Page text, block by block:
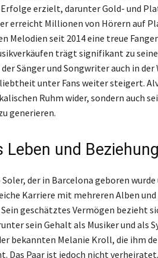
erzielt, darunter Gold- und
erreicht Millionen von Hörern auf
Melodien seit 2014 eine treue
trägt signifikant zu
Sänger und Songwriter auch in
unter Fans weiter steigert.
Ruhm wider, sondern auch
generieren.
Leben und
der in Barcelona geboren
Karriere mit mehreren Alben und
geschätztes Vermögen bezieht
sein Gehalt als Musiker und als
bekannten Melanie Kroll, die ihm
Das Paar ist jedoch nicht